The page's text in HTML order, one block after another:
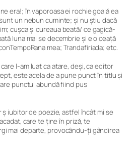
era!; în vaporoasa ei rochie goală ea
un nebun cuminte; și nu știu dacă
cușca și cureaua beată/ ce gagică-
luna mai se decembrie și e o ceață
mea; Trandafiriada; etc.
l-am luat ca atare, deși, ca editor
este acela de a pune punct în titlu și
punctul abundă fiind pus
ș iubitor de poezie, astfel încât mi se
care te ține în priză, te
mai departe, provocându-ți gândirea